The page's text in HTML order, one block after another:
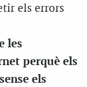
els errors
les
perquè els
els